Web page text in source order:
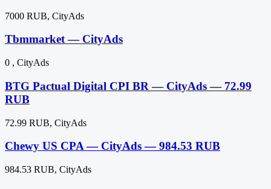
7000 RUB, CityAds
Tbmmarket — CityAds
0 , CityAds
BTG Pactual Digital CPI BR — CityAds — 72.99
RUB
72.99 RUB, CityAds
Chewy US CPA — CityAds — 984.53 RUB
984.53 RUB, CityAds